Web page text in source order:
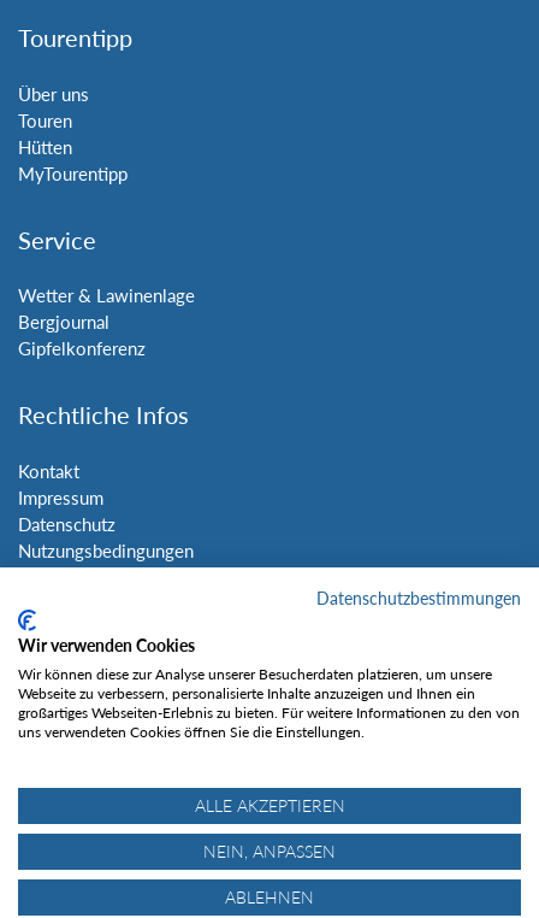
Tourentipp
Über uns
Touren
Hütten
MyTourentipp
Service
Wetter & Lawinenlage
Bergjournal
Gipfelkonferenz
Rechtliche Infos
Kontakt
Impressum
Datenschutz
Nutzungsbedingungen
Social Media
Gefällt mir
Datenschutzbestimmungen
Wir verwenden Cookies
Wir können diese zur Analyse unserer Besucherdaten platzieren, um unsere
Webseite zu verbessern, personalisierte Inhalte anzuzeigen und Ihnen ein
großartiges Webseiten-Erlebnis zu bieten. Für weitere Informationen zu den von
uns verwendeten Cookies öffnen Sie die Einstellungen.
ALLE AKZEPTIEREN
NEIN, ANPASSEN
ABLEHNEN